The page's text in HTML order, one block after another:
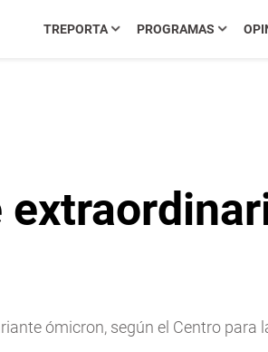
TREPORTA PROGRAMAS
ómicron, según el Centro para